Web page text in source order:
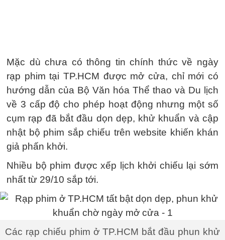
Mặc dù chưa có thông tin chính thức về ngày
rạp phim tại TP.HCM được mở cửa, chỉ mới có
hướng dẫn của Bộ Văn hóa Thể thao và Du lịch
về 3 cấp độ cho phép hoạt động nhưng một số
cụm rạp đã bắt đầu dọn dẹp, khử khuẩn và cập
nhật bộ phim sắp chiếu trên website khiến khán
giả phấn khởi.
Nhiều bộ phim được xếp lịch khởi chiếu lại sớm
nhất từ 29/10 sắp tới.
Các rạp chiếu phim ở TP.HCM bắt đầu phun khử